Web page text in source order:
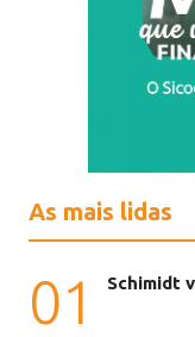
As mais lidas
01 Schimidt